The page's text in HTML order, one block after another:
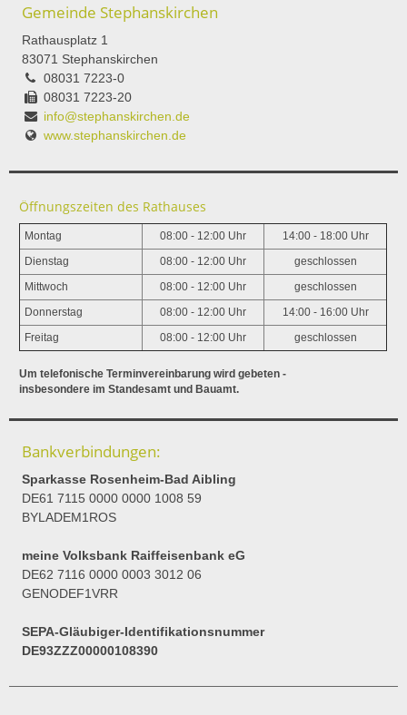
Gemeinde Stephanskirchen
Rathausplatz 1
83071 Stephanskirchen
08031 7223-0
08031 7223-20
info@stephanskirchen.de
www.stephanskirchen.de
Öffnungszeiten des Rathauses
Montag 08:00 - 12:00 Uhr 14:00 - 18:00 Uhr
Dienstag 08:00 - 12:00 Uhr geschlossen
Mittwoch 08:00 - 12:00 Uhr geschlossen
Donnerstag 08:00 - 12:00 Uhr 14:00 - 16:00 Uhr
Freitag 08:00 - 12:00 Uhr geschlossen
Um telefonische Terminvereinbarung wird gebeten -
insbesondere im Standesamt und Bauamt.
Bankverbindungen:
Sparkasse Rosenheim-Bad Aibling
DE61 7115 0000 0000 1008 59
BYLADEM1ROS
meine Volksbank Raiffeisenbank eG
DE62 7116 0000 0003 3012 06
GENODEF1VRR
SEPA-Gläubiger-Identifikationsnummer
DE93ZZZ00000108390